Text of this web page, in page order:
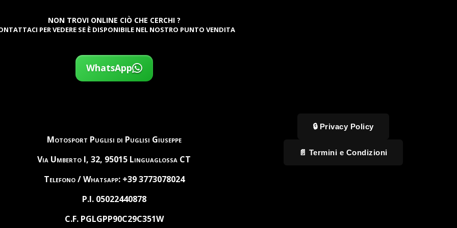
NON TROVI ONLINE CIÒ CHE CERCHI ?
PER VEDERE SE È DISPONIBILE NEL NOSTRO PUNTO VENDITA
WhatsApp
Motosport Puglisi di Puglisi Giuseppe
Via Umberto I, 32, 95015 Linguaglossa CT
Telefono / Whatsapp: +39 3773078024
P.I. 05022440878
C.F. PGLGPP90C29C351W
🔒 Privacy Policy
📄 Termini e Condizioni